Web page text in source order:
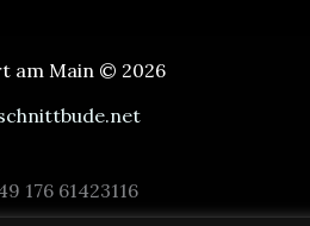
am Main © 2026
176 61423116